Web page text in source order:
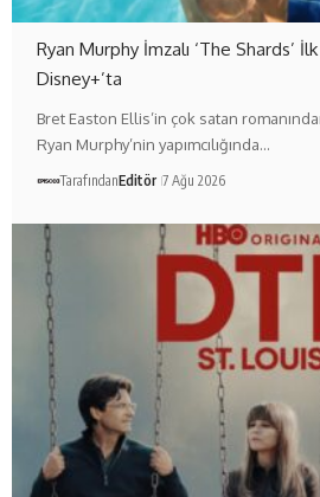
Ryan Murphy İmzalı ‘The Shards’
Disney+’ta
Bret Easton Ellis’in çok satan
Ryan Murphy’nin yapımcılığında…
TarafındanEditör 7 Ağu 2026